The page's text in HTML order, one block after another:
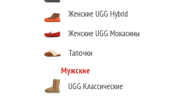
Женские UGG Hybrid
Женские UGG Мокасины
Тапочки
Мужские
UGG Классические